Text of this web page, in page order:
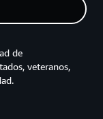
de
veteranos,